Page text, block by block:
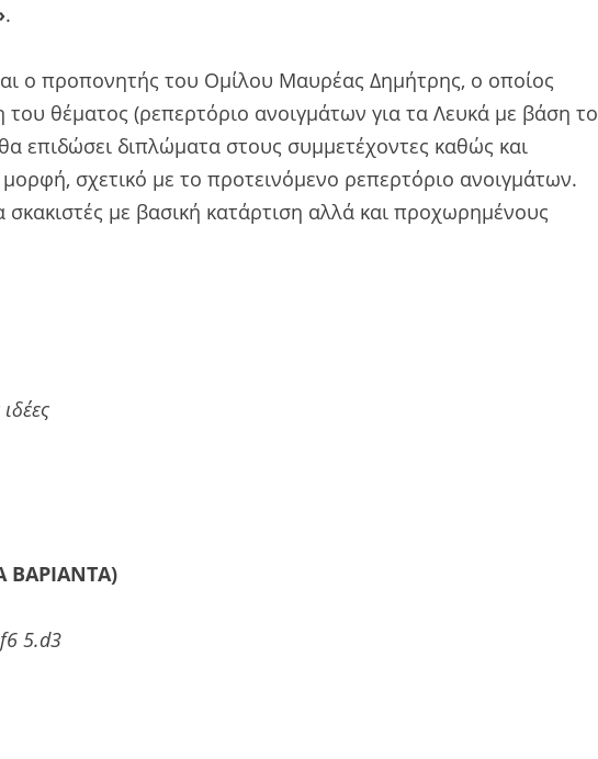
.
ο προπονητής του Ομίλου Μαυρέας Δημήτρης, ο οποίος
του θέματος (ρεπερτόριο ανοιγμάτων για τα Λευκά με βάση το
επιδώσει διπλώματα στους συμμετέχοντες καθώς και
σχετικό με το προτεινόμενο ρεπερτόριο ανοιγμάτων.
σκακιστές με βασική κατάρτιση αλλά και προχωρημένους
ΒΑΡΙΑΝΤΑ)
5.d3